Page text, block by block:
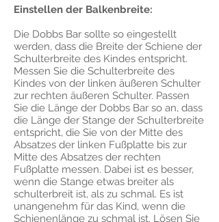
Einstellen der Balkenbreite:
Die Dobbs Bar sollte so eingestellt
werden, dass die Breite der Schiene der
Schulterbreite des Kindes entspricht.
Messen Sie die Schulterbreite des
Kindes von der linken äußeren Schulter
zur rechten äußeren Schulter. Passen
Sie die Länge der Dobbs Bar so an, dass
die Länge der Stange der Schulterbreite
entspricht, die Sie von der Mitte des
Absatzes der linken Fußplatte bis zur
Mitte des Absatzes der rechten
Fußplatte messen. Dabei ist es besser,
wenn die Stange etwas breiter als
schulterbreit ist, als zu schmal. Es ist
unangenehm für das Kind, wenn die
Schienenlänge zu schmal ist. Lösen Sie